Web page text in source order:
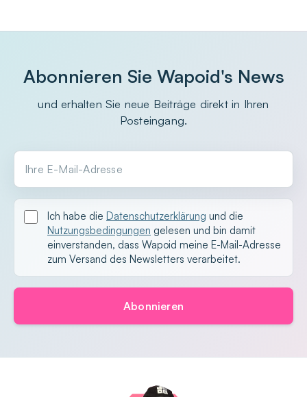
Abonnieren Sie Wapoid's News
und erhalten Sie neue Beiträge direkt in Ihren
Posteingang.
Ihre E-Mail-Adresse
Ich habe die Datenschutzerklärung und die
Nutzungsbedingungen gelesen und bin damit
einverstanden, dass Wapoid meine E-Mail-Adresse
zum Versand des Newsletters verarbeitet.
Abonnieren